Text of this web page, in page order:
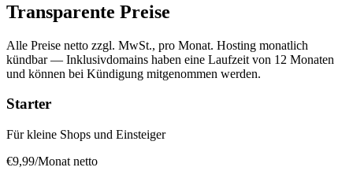
Transparente Preise
Alle Preise netto zzgl. MwSt., pro Monat. Hosting monatlich
kündbar — Inklusivdomains haben eine Laufzeit von 12 Monaten
und können bei Kündigung mitgenommen werden.
Starter
Für kleine Shops und Einsteiger
€9,99/Monat netto